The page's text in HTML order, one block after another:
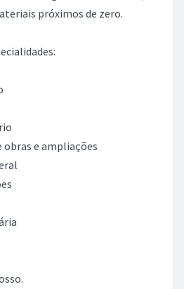
próximos de zero.
obras e ampliações